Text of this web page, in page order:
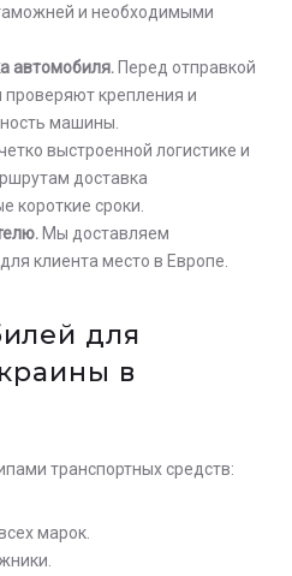
и необходимыми
автомобиля. Перед отправкой
крепления и
машины.
выстроенной логистике и
доставка
короткие сроки.
Мы доставляем
клиента место в Европе.
для
в
транспортных средств:
марок.